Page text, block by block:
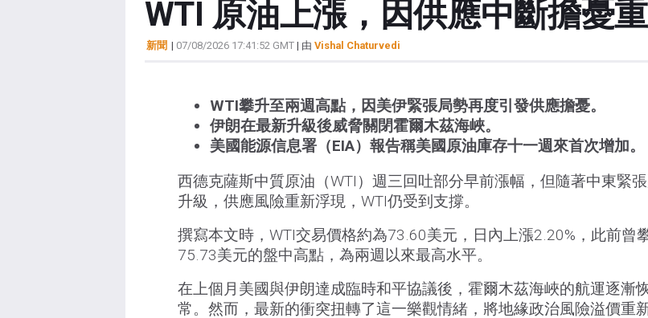
WTI 原油上漲，因供應中斷擔憂
新聞 | 07/08/2026 17:41:52 GMT| 由 Vishal Chaturvedi
WTI攀升至兩週高點，因美伊緊張局勢再度引發供應擔憂。
伊朗在最新升級後威脅關閉霍爾木茲海峽。
美國能源信息署（EIA）報告稱美國原油庫存十一週來首次增加。
西德克薩斯中質原油（WTI）週三回吐部分早前漲幅，但隨著中東緊
升級，供應風險重新浮現，WTI仍受到支撐。
撰寫本文時，WTI交易價格約為73.60美元，日內上漲2.20%，此前曾
75.73美元的盤中高點，為兩週以來最高水平。
在上個月美國與伊朗達成臨時和平協議後，霍爾木茲海峽的航運逐漸
常。然而，最新的衝突扭轉了這一樂觀情緒，將地緣政治風險溢價重